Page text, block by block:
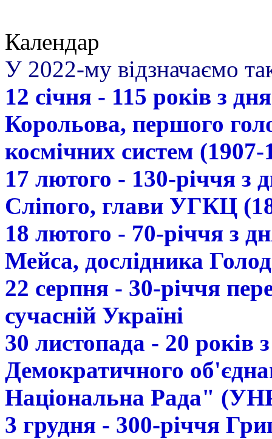
Календар
У 2022-му відзначаємо
12 січня - 115 років з
Корольова, першого
космічних систем (1907-
17 лютого - 130-річчя з
Сліпого, глави УГКЦ
18 лютого - 70-річчя з
Мейса, дослідника
22 серпня - 30-річчя
сучасній Україні
30 листопада - 20 років
Демократичного
Національна Рада"
3 грудня - 300-річчя